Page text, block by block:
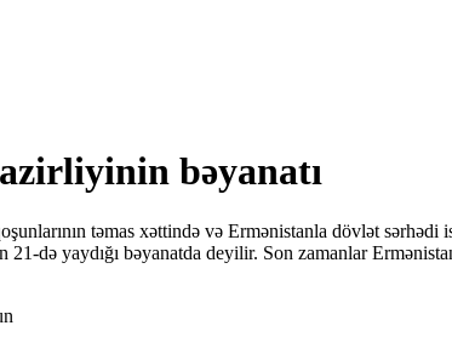
bəyanatı
təmas xəttində və Ermənistanla dövlət
də yaydığı bəyanatda deyilir. Son zamanlar